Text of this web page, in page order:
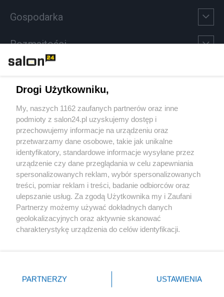
Gospodarka
Rozmaitości
Sport
Społeczeństwo
Kultura
X Facebook Instagram Youtube
Drogi Użytkowniku,
My, naszych 1162 zaufanych partnerów oraz inne
podmioty z salon24.pl uzyskujemy dostęp i
przechowujemy informacje na urządzeniu oraz
przetwarzamy dane osobowe, takie jak unikalne
identyfikatory, standardowe informacje wysyłane przez
urządzenie czy dane przeglądania w celu zapewniania
spersonalizowanych reklam, wybór spersonalizowanych
treści, pomiar reklam i treści, badanie odbiorców oraz
ulepszanie usług. Za zgodą Użytkownika my i Zaufani
Partnerzy możemy używać dokładnych danych
geolokalizacyjnych oraz aktywnie skanować
charakterystykę urządzenia do celów identyfikacji.
zmienić/wycofać klikając przycisk ustawień prywatności
znajdujący się w lewym dolnym rogu strony
PARTNERZY USTAWIENIA